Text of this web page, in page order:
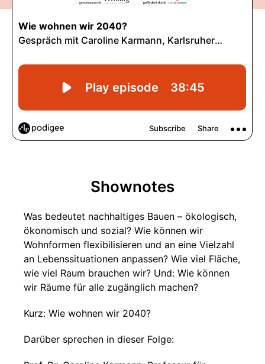
Shownotes
Was bedeutet nachhaltiges Bauen – ökologisch,
ökonomisch und sozial? Wie können wir
Wohnformen flexibilisieren und an eine Vielzahl
an Lebenssituationen anpassen? Wie viel Fläche,
wie viel Raum brauchen wir? Und: Wie können
wir Räume für alle zugänglich machen?
Kurz: Wie wohnen wir 2040?
Darüber sprechen in dieser Folge: